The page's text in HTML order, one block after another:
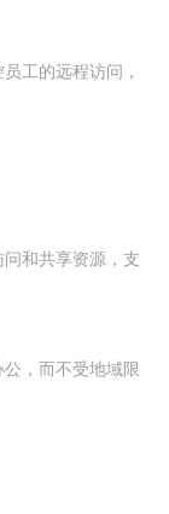
工的远程访问，
和共享资源，支
，而不受地域限